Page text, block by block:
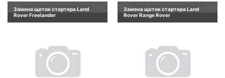
Замена щеток стартера Land
Rover Freelander
Замена щеток стартера Land
Rover Range Rover